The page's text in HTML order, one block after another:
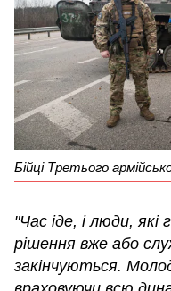
Бійці Третього
"Час іде, і люди,
рішення вже або
закінчуються.